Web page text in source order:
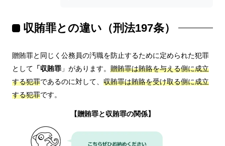
収賄罪との違い（刑法197条）
贈賄罪と同じく公務員の汚職を防止するために定められた犯罪
として 「収賄罪 」があります。 贈賄罪は賄賂を与える側に成立
する犯罪であるのに対して、 収賄罪は賄賂を受け取る側に成立
する犯罪です。
【贈賄罪と収賄罪の関係】